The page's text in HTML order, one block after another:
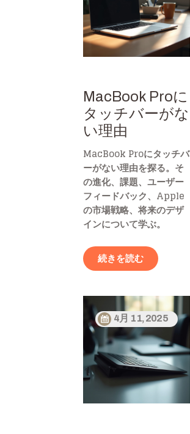
MacBook Proに
タッチバーがな
い理由
MacBook Proにタッチバ
ーがない理由を探る。そ
の進化、課題、ユーザー
フィードバック、Apple
の市場戦略、将来のデザ
インについて学ぶ。
続きを読む
4月 11, 2025